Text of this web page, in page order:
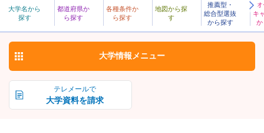
大学名から
探す
都道府県か
ら探す
各種条件か
ら探す
地図から探
す
推薦型・
総合型選抜
から探す
キ
か
私立
とうほくぶんきょう
東北文教大学 お気に入り
テレメールで
大学資料を請求
大学情報 メニュー